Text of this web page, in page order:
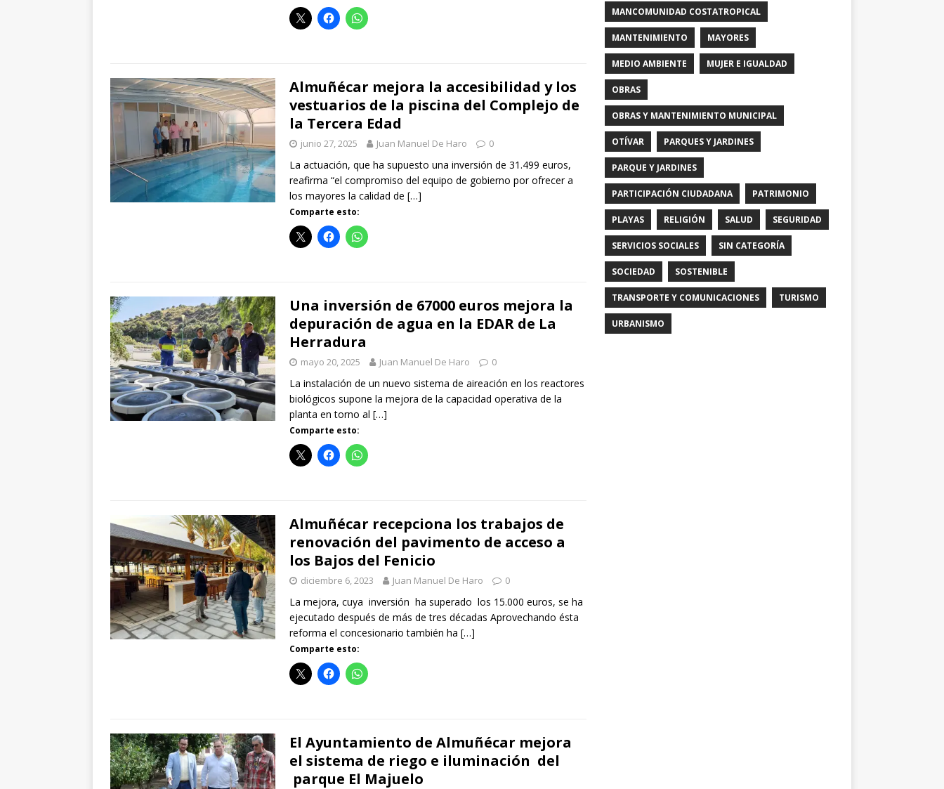
Almuñécar mejora la accesibilidad y los
vestuarios de la piscina del Complejo de
la Tercera Edad
junio 27, 2025 Juan Manuel De Haro 0
La actuación, que ha supuesto una inversión de 31.499 euros,
reafirma “el compromiso del equipo de gobierno por ofrecer a
los mayores la calidad de […]
Comparte esto:
Una inversión de 67000 euros mejora la
depuración de agua en la EDAR de La
Herradura
mayo 20, 2025 Juan Manuel De Haro 0
La instalación de un nuevo sistema de aireación en los reactores
biológicos supone la mejora de la capacidad operativa de la
planta en torno al […]
Comparte esto:
Almuñécar recepciona los trabajos de
renovación del pavimento de acceso a
los Bajos del Fenicio
diciembre 6, 2023 Juan Manuel De Haro 0
La mejora, cuya inversión ha superado los 15.000 euros, se ha
ejecutado después de más de tres décadas Aprovechando ésta
reforma el concesionario también ha […]
Comparte esto:
El Ayuntamiento de Almuñécar mejora
el sistema de riego e iluminación del
parque El Majuelo
MANCOMUNIDAD COSTATROPICAL
MANTENIMIENTO MAYORES
MEDIO AMBIENTE MUJER E IGUALDAD
OBRAS
OBRAS Y MANTENIMIENTO MUNICIPAL
OTÍVAR PARQUES Y JARDINES
PARQUE Y JARDINES
PARTICIPACIÓN CIUDADANA PATRIMONIO
PLAYAS RELIGIÓN SALUD SEGURIDAD
SERVICIOS SOCIALES SIN CATEGORÍA
SOCIEDAD SOSTENIBLE
TRANSPORTE Y COMUNICACIONES TURISMO
URBANISMO